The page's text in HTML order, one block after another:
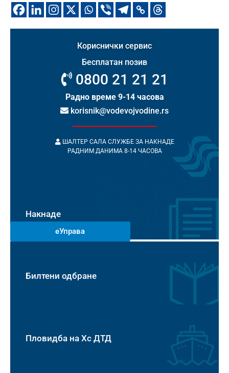
Кориснички сервис
Бесплатан позив
0800 21 21 21
Радно време 9-14 часова
korisnik@vodevojvodine.rs
ШАЛТЕР САЛА СЛУЖБЕ ЗА НАКНАДЕ
РАДНИМ ДАНИМА 8-14 ЧАСОВА
Накнаде
еУправа
Билтени одбране
Пловидба на Хс ДТД